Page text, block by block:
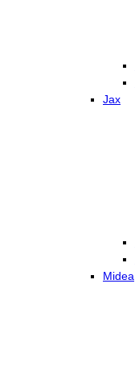
Jax
Midea